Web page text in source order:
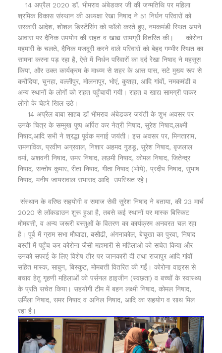
14 अप्रैल 2020 डॉ. भीमराव अंबेडकर जी की जन्मतिथि पर महिला
श्रमिक विकास संस्थान की अध्यक्षा रेखा निषाद ने 51 निर्धन परिवारों को
सरकारी आदेश, शोशल डिस्टेंसिंग को फॉलो करते हुए, नमकमंडी स्थित अपने
आवास पर दैनिक उपयोग की राहत व खाद्य सामग्री वितरित की। कोरोना
महमारी के चलते, दैनिक मजदूरी करने वाले परिवारों को बेहद गम्भीर स्थित का
सामना करना पड़ रहा है, ऐसे में निर्धन परिवारों का दर्द रेेखा निषाद ने महसूस
किया, और उक्त कार्यक्रम के माध्य्म से शहर के आस पास, सटे मुख्य रूप से
करौदिया, चुनहा, वल्लीपुर, मोलनापूर, भोएं, कुशहा, आदि गांवों, नमकमंडी व
अन्य स्थानों के लोगों को राहत पहुँचायी गयी। राहत व खाद्य सामग्री पाकर
लोगो के चेहरे खिल उठे।
14 अप्रैल बाबा साहब डॉ भीमराव अंबेडकर जयंती के शुभ अवसर पर
उनके चित्र के सम्मुख पुष्प अर्पित कर नेत्री निषाद, सुरेश निषाद,लक्ष्मी
निषाद,आदि सभी ने श्रद्धा पूर्वक मनाई जयंती। इस अवसर पर, मिनताराम,
रामनाविक, प्रवीण अग्रवाल, निशार अहमद गुडडू, सुरेश निषाद, बृजलाल
वर्मा, अशवनी निषाद, समर निषाद, लछमी निषाद, कोमल निषाद, जितेन्द्र
निषाद, सन्तोष कुमार, रीता निषाद, गीता निषाद (भोये), प्रदीप निषाद, सुभाष
निषाद, मनीष जायसवाल सभासद आदि उपस्थित रहे।
संस्थान के वरिष्ठ सहयोगी व समाज सेवी सुरेश निषाद ने बताया, की 23 मार्च
2020 से लॉकडाउन शुरू हुआ है, तबसे कई स्थानों पर मास्क बिस्किट
मोमबत्ती, व अन्य जरूरी बस्तुओं के वितरण का कार्यक्रम अनवरत चल रहा
है। पूर्व में ग्राम सभा मौघाडा, बसौढी, अंगनाकोल, बेचूखा का पुरवा, निषाद
बस्ती में पहुँच कर कोरोना जैसी महामारी से महिलाओ को सचेत किया और
उनको सफाई के लिए विशेष तौर पर जानकारी दी तथा राजापुर आदि गांवों
सहित मास्क, साबुन, बिस्कुट, मोमबत्ती वितरित की गईं। कोरोना वाइरस से
बचाव हेतु गृहणी महिलाओं को पर्सनल हाइजीन (स्वछता) व बच्चों के स्वास्थ्य
के प्रति सचेत किया। सहयोगी टीम में बहन लक्ष्मी निषाद, कोमल निषाद,
उर्मिला निषाद, समर निषाद व अनिल निषाद, आदि का सहयोग व साथ मिल
रहा है।